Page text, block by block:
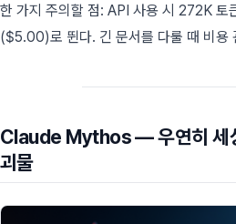
한 가지 주의할 점: API 사용 시 272K 토
($5.00)로 뛴다. 긴 문서를 다룰 때 비용
Claude Mythos — 우연히 세
괴물